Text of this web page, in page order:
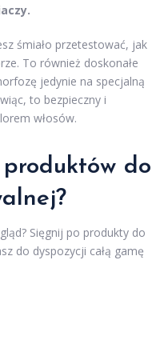
śmiało przetestować, jak
To również doskonałe
jedynie na specjalną
to bezpieczny i
włosów.
do
Sięgnij po produkty do
do dyspozycji całą gamę